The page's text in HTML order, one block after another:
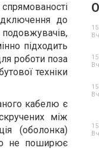
до
подовжувачів,
підходить
роботи поза
техніки
кабелю є
між
(оболонка)
не поширює